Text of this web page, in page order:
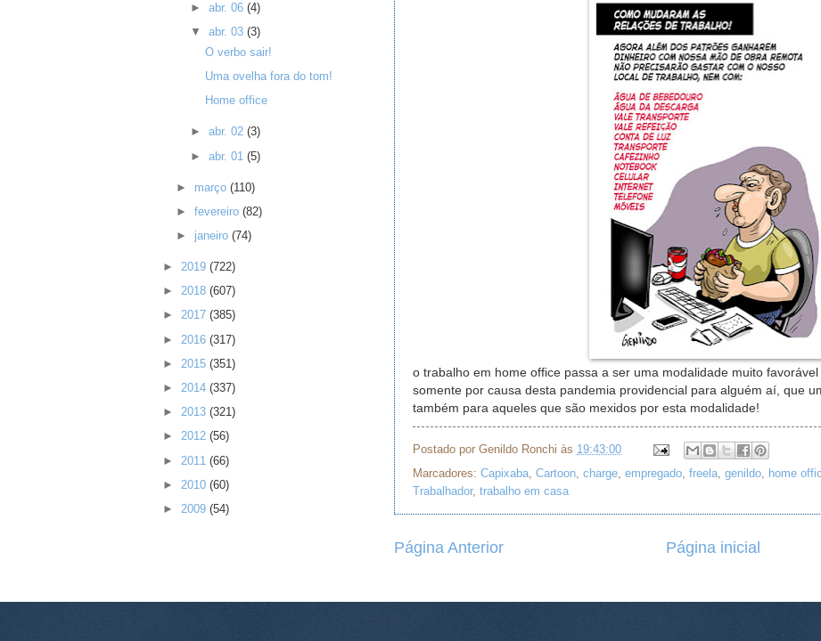
o trabalho em home office passa a ser uma modalidade muito
somente por causa desta pandemia providencial para alguém aí, que
também para aqueles que são mexidos por esta modalidade!
Postado por Genildo Ronchi às 19:43:00
Marcadores: Capixaba Cartoon charge empregado freela genildo home
Trabalhador, trabalho em casa
Página Anterior Página inicial
► abr. 06 (4)
▼ abr. 03 (3)
O verbo sair!
Uma ovelha fora do tom!
Home office
► abr. 02 (3)
► abr. 01 (5)
► março(110)
►fevereiro(82)
► janeiro(74)
► 2019 (722)
► 2018 (607)
► 2017 (385)
► 2016 (317)
► 2015 (351)
► 2014 (337)
► 2013 (321)
► 2012 (56)
► 2011 (66)
► 2010 (60)
► 2009 (54)